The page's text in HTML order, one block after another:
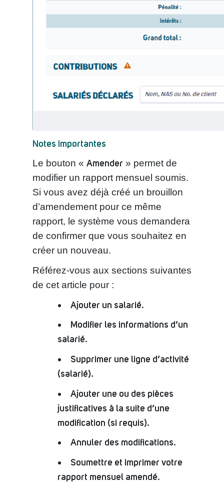
Notes importantes
Le bouton « Amender » permet de
modifier un rapport mensuel soumis.
Si vous avez déjà créé un brouillon
d’amendement pour ce même
rapport, le système vous demandera
de confirmer que vous souhaitez en
créer un nouveau.
Référez-vous aux sections suivantes
de cet article pour :
Ajouter un salarié.
Modifier les informations d’un
salarié.
Supprimer une ligne d’activité
(salarié).
Ajouter une ou des pièces
justificatives à la suite d’une
modification (si requis).
Annuler des modifications.
Soumettre et imprimer votre
rapport mensuel amendé.